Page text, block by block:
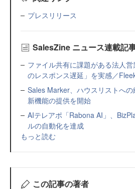
プレスリリース
SalesZine ニュース連載記
ファイル共有に課題がある法人
のレスポンス遅延」を実感／
Sales Marker、ハウスリストへ
新機能の提供を開始
AIテレアポ「Rabona AI」、
ルの自動化を達成
もっと読む
この記事の著者